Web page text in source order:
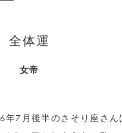
全体運
女帝
7月後半のさそり座さん